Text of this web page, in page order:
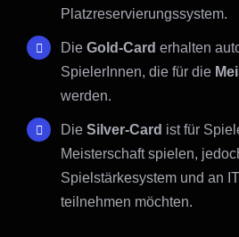
Platzreservierungssystem.
DieGold-Card erhalten
SpielerInnen, die für die
werden.
DieSilver-Card ist für
Meisterschaft spielen,
Spielstärkesystem und an
teilnehmen möchten.